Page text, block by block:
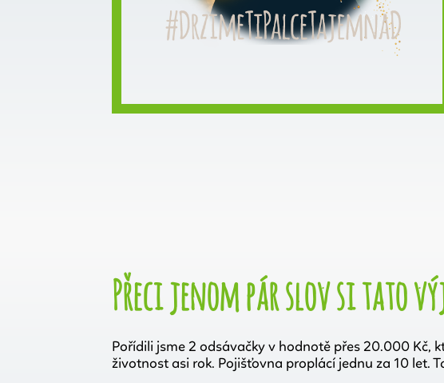
Přeci jenom pár slov si tato
Pořídili jsme 2 odsávačky v hodnotě přes 20.000 Kč,
životnost asi rok. Pojišťovna proplácí jednu za 10 let.